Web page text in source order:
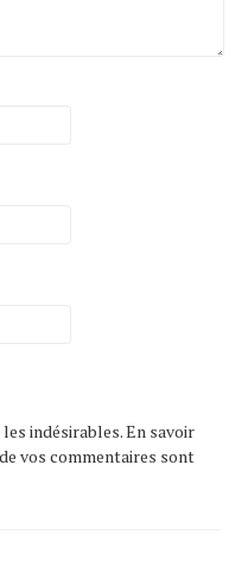
indésirables.En savoir
vos commentaires sont